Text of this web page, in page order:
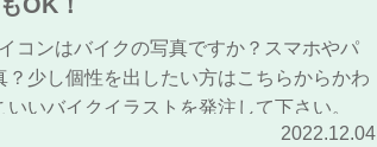
コンはバイクの写真ですか？スマホやパ
？少し個性を出したい方はこちらからかわ
いバイクイラストを発注して下さい。
2022.12.04